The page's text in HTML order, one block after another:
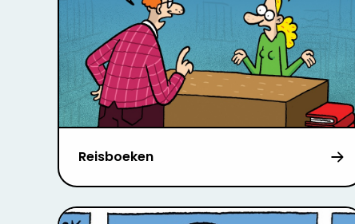
Reisboeken